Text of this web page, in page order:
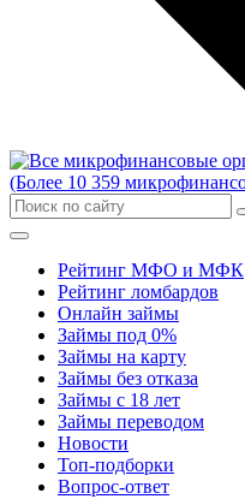
Рейтинг МФО и МФК
Рейтинг ломбардов
Онлайн займы
Займы под 0%
Займы на карту
Займы без отказа
Займы с 18 лет
Займы переводом
Новости
Топ-подборки
Вопрос-ответ